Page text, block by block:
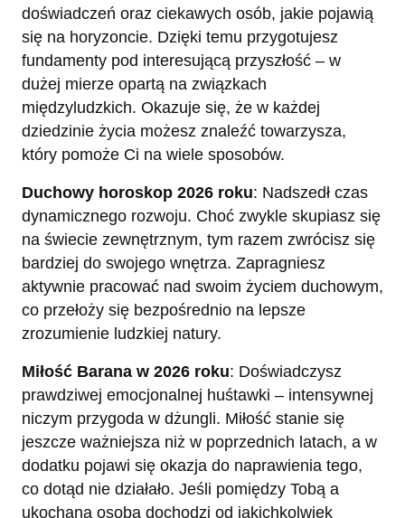
doświadczeń oraz ciekawych osób, jakie pojawią
się na horyzoncie. Dzięki temu przygotujesz
fundamenty pod interesującą przyszłość – w
dużej mierze opartą na związkach
międzyludzkich. Okazuje się, że w każdej
dziedzinie życia możesz znaleźć towarzysza,
który pomoże Ci na wiele sposobów.
Duchowy horoskop 2026 roku: Nadszedł czas
dynamicznego rozwoju. Choć zwykle skupiasz się
na świecie zewnętrznym, tym razem zwrócisz się
bardziej do swojego wnętrza. Zapragniesz
aktywnie pracować nad swoim życiem duchowym,
co przełoży się bezpośrednio na lepsze
zrozumienie ludzkiej natury.
Miłość Barana w 2026 roku: Doświadczysz
prawdziwej emocjonalnej huśtawki – intensywnej
niczym przygoda w dżungli. Miłość stanie się
jeszcze ważniejsza niż w poprzednich latach, a w
dodatku pojawi się okazja do naprawienia tego,
co dotąd nie działało. Jeśli pomiędzy Tobą a
ukochaną osobą dochodzi od jakichkolwiek